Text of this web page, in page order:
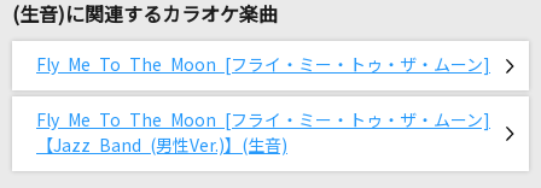
松田聖子
[生音]115万キロのフィルム
Official髭男dism
くるみ
(生音)に関連するカラオケ楽曲
Fly Me To The Moon [フライ・ミー・トゥ・ザ・ムーン]
Fly Me To The Moon [フライ・ミー・トゥ・ザ・ムーン]
【Jazz Band (男性Ver.)】(生音)